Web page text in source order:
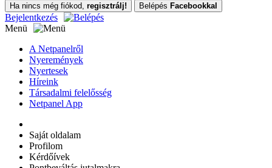
Ha nincs még fiókod, regisztrálj! Belépés Facebookkal
Bejelentkezés
Menü
A Netpanelről
Nyeremények
Nyertesek
Híreink
Társadalmi felelősség
Netpanel App
Saját oldalam
Profilom
Kérdőívek